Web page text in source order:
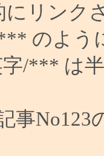
にリンク
のよう
字/*** は
事No123